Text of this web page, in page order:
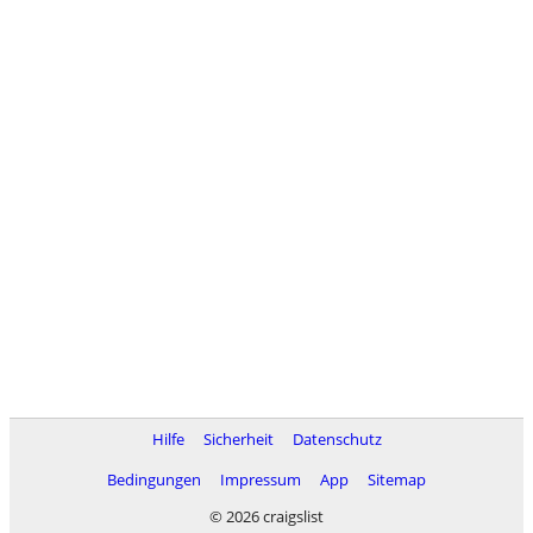
Hilfe Sicherheit
Datenschutz
Bedingungen
Impressum App
Sitemap
© 2026 craigslist